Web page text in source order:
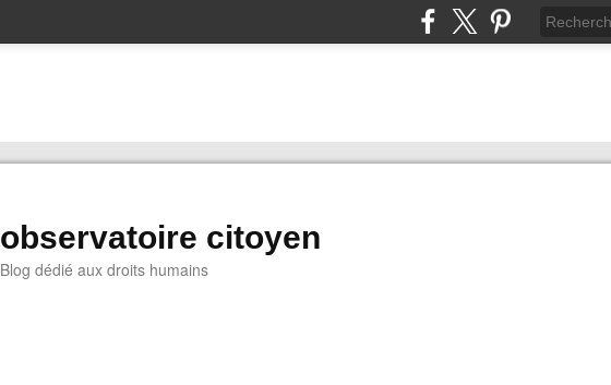
observatoire citoyen
Blog dédié aux droits humains